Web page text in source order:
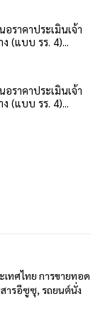
อราคาประเมินเจ้า
(แบบ รร. 4)...
อราคาประเมินเจ้า
(แบบ รร. 4)...
ทศไทย การขายทอด
ารอีซูซุ, รถยนต์นั่ง